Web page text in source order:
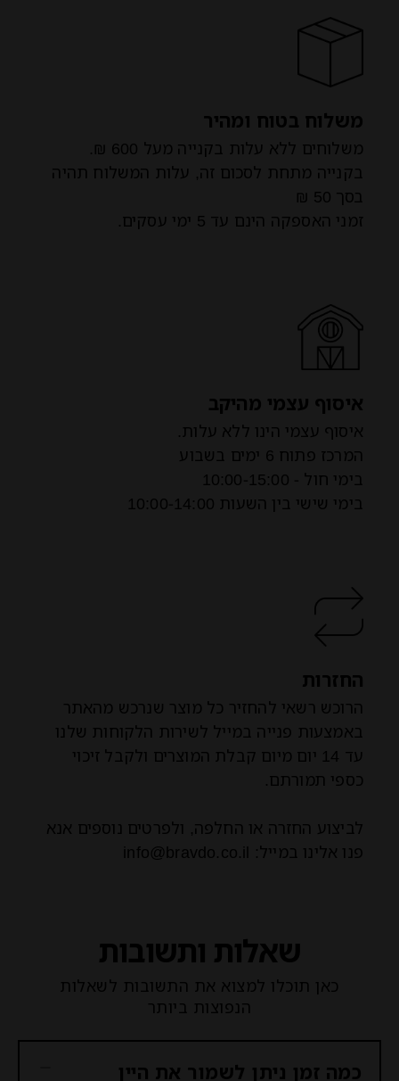
משלוח בטוח ומהיר
משלוחים ללא עלות בקנייה מעל 600 ₪.
בקנייה מתחת לסכום זה, עלות המשלוח תהיה
בסך 50 ₪
זמני האספקה הינם עד 5 ימי עסקים.
איסוף עצמי מהיקב
איסוף עצמי הינו ללא עלות.
המרכז פתוח 6 ימים בשבוע
בימי חול - 10:00-15:00
בימי שישי בין השעות 10:00-14:00
החזרות
הרוכש רשאי להחזיר כל מוצר שנרכש מהאתר
באמצעות פנייה במייל לשירות הלקוחות שלנו
עד 14 יום מיום קבלת המוצרים ולקבל זיכוי
כספי תמורתם.
לביצוע החזרה או החלפה, ולפרטים נוספים אנא
פנו אלינו במייל: info@bravdo.co.il
שאלות ותשובות
כאן תוכלו למצוא את התשובות לשאלות
הנפוצות ביותר
כמה זמן ניתן לשמור את היין